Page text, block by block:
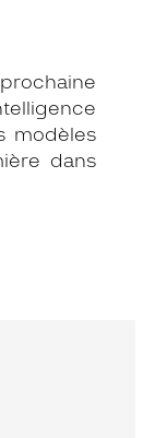
modèles
dans